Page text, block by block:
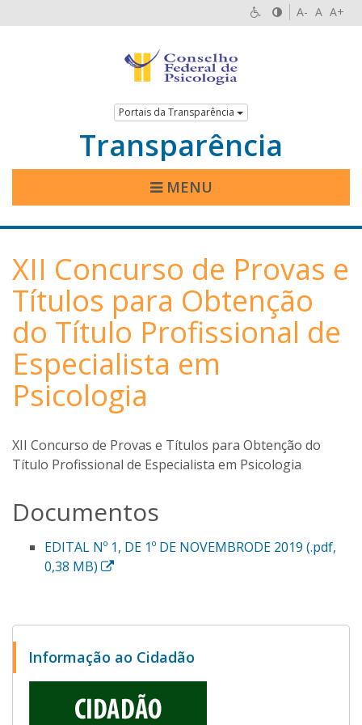
A- A A+
Portais da Transparência
Transparência
MENU
XII Concurso de Provas e
Títulos para Obtenção
do Título Profissional de
Especialista em
Psicologia
XII Concurso de Provas e Títulos para Obtenção do
Título Profissional de Especialista em Psicologia
Documentos
EDITAL Nº 1, DE 1º DE NOVEMBRODE 2019 (.pdf,
0,38 MB)
E
e
i
n
k
a
Informação ao Cidadão